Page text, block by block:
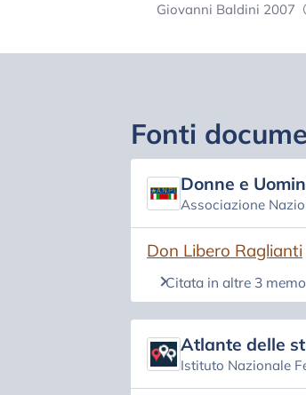
Giovanni Baldini 2007
Fonti
Donne e
Associazione
Don Libero Raglianti
(si apre in una nuova
Citata in altre 3
Atlante delle
Istituto Nazionale